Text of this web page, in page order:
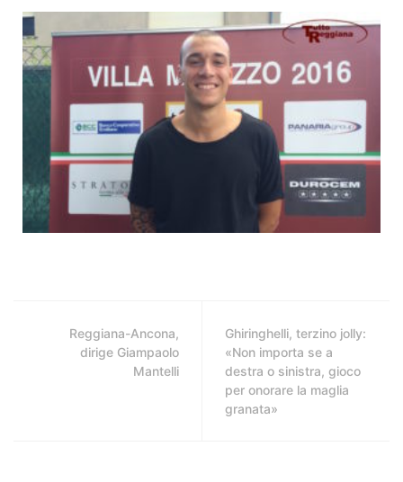
Reggiana-Ancona,
dirige Giampaolo
Mantelli
Ghiringhelli, terzino jolly:
«Non importa se a
destra o sinistra, gioco
per onorare la maglia
granata»